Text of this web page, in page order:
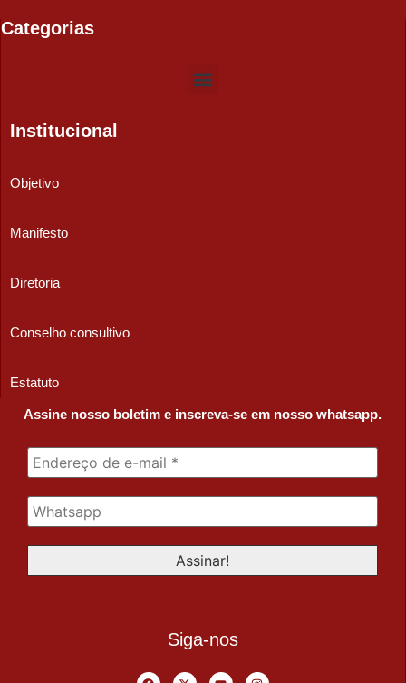
Categorias
Institucional
Objetivo
Manifesto
Diretoria
Conselho consultivo
Estatuto
Assine nosso boletim e inscreva-se em nosso whatsapp.
Siga-nos